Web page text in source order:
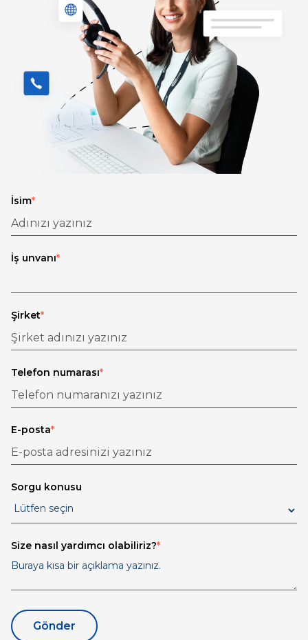
İsim*
İş unvanı*
Şirket*
Telefon numarası*
E-posta*
Sorgu konusu
Size nasıl yardımcı olabiliriz?*